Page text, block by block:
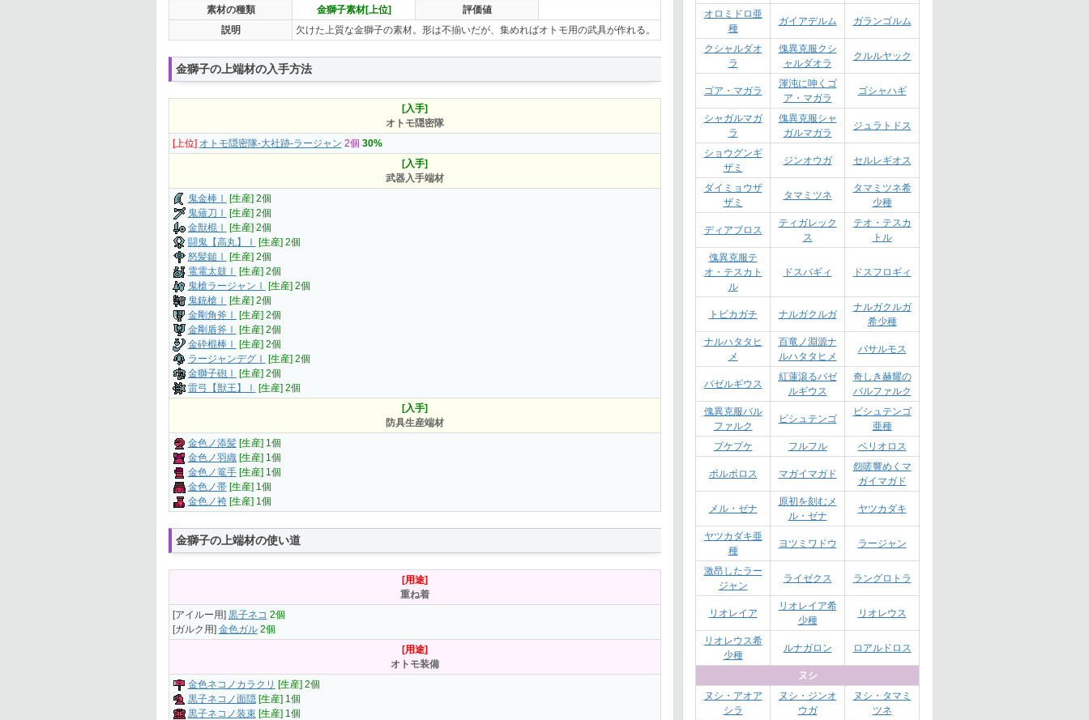
素材の種類
金獅子素材[上位]
評価値
説明
欠けた上質な金獅子の素材。形は不揃いだが、集めればオトモ用の武具が作れる。
金獅子の上端材の入手方法
[入手]
オトモ隠密隊
[上位] オトモ隠密隊-大社跡-ラージャン 2個 30%
[入手]
武器入手端材
鬼金棒Ⅰ
[生産] 2個
鬼薙刀Ⅰ
[生産] 2個
金獣棍Ⅰ
[生産] 2個
闘鬼【高丸】Ⅰ
[生産] 2個
怒髪鎚Ⅰ
[生産] 2個
電電太鼓Ⅰ
[生産] 2個
鬼槍ラージャンⅠ
[生産] 2個
鬼銃槍Ⅰ
[生産] 2個
金剛角斧Ⅰ
[生産] 2個
金剛盾斧Ⅰ
[生産] 2個
金砕棍棒Ⅰ
[生産] 2個
ラージャンデグⅠ
[生産] 2個
金獅子砲Ⅰ
[生産] 2個
雷弓【獣王】Ⅰ
[生産] 2個
[入手]
防具生産端材
金色ノ添髪 [生産] 1個
金色ノ羽織 [生産] 1個
金色ノ篭手 [生産] 1個
金色ノ帯 [生産] 1個
金色ノ袴 [生産] 1個
金獅子の上端材の使い道
[用途]
重ね着
[アイルー用] 黒子ネコ 2個
[ガルク用] 金色ガル 2個
[用途]
オトモ装備
金色ネコノカラクリ [生産] 2個
黒子ネコノ面隠 [生産] 1個
黒子ネコノ装束 [生産] 1個
オロミドロ亜
種
ガイアデルム ガランゴルム
クシャルダオ
ラ
傀異克服クシ
ャルダオラ
クルルヤック
ゴア・マガラ
渾沌に呻くゴ
ア・マガラ
ゴシャハギ
シャガルマガ
ラ
傀異克服シャ
ガルマガラ
ジュラトドス
ショウグンギ
ザミ
ジンオウガ セルレギオス
ダイミョウザ
ザミ
タマミツネ
タマミツネ希
少種
ディアブロス
ティガレック
ス
テオ・テスカ
トル
傀異克服テ
オ・テスカト
ル
ドスバギィ ドスフロギィ
トビカガチ ナルガクルガ
ナルガクルガ
希少種
ナルハタタヒ
メ
百竜ノ淵源ナ
ルハタタヒメ
バサルモス
バゼルギウス
紅蓮滾るバゼ
ルギウス
奇しき赫耀の
バルファルク
傀異克服バル
ファルク
ビシュテンゴ
ビシュテンゴ
亜種
プケプケ
フルフル ベリオロス
ボルボロス マガイマガド
怨嗟響めくマ
ガイマガド
メル・ゼナ
原初を刻むメ
ル・ゼナ
ヤツカダキ
ヤツカダキ亜
種
ヨツミワドウ ラージャン
激昂したラー
ジャン
ライゼクス ラングロトラ
リオレイア
リオレイア希
少種
リオレウス
リオレウス希
少種
ルナガロン ロアルドロス
ヌシ
ヌシ・アオア
シラ
ヌシ・ジンオ
ウガ
ヌシ・タマミ
ツネ